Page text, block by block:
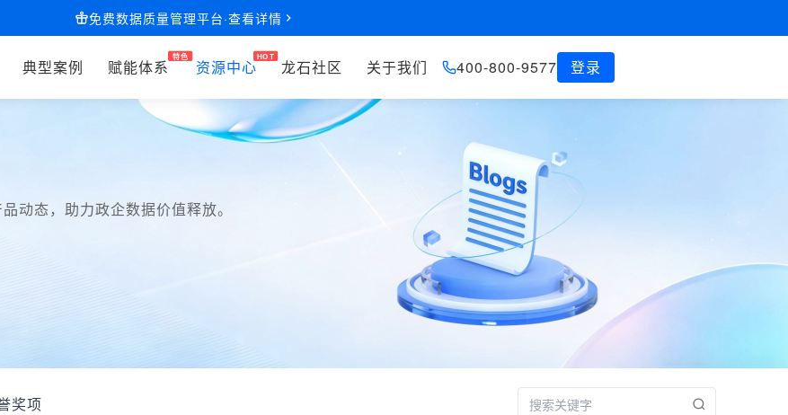
免费数据质量管理平台·查看详情
动态，助力政企数据价值释放。
奖项
典型案例 赋能体系 资源中心 龙石社区 关于我们 400-800-9577 登录